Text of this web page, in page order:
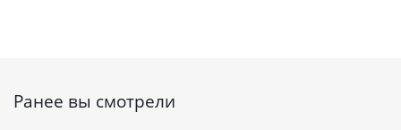
Ранее вы смотрели